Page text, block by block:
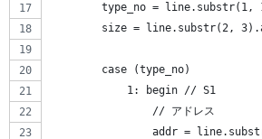
type_no = line.substr(1,
size = line.substr(2,
        case (type_no)
            1: begin // S1
                // アドレス
addr =